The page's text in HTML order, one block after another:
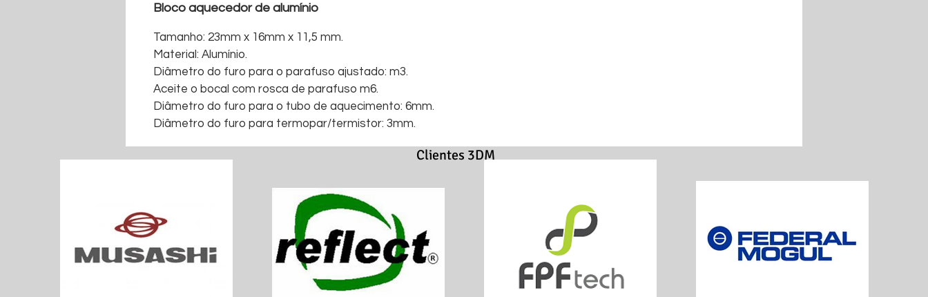
Bloco aquecedor de alumínio
Tamanho: 23mm x 16mm x 11,5 mm.
Material: Alumínio.
Diâmetro do furo para o parafuso ajustado: m3.
Aceite o bocal com rosca de parafuso m6.
Diâmetro do furo para o tubo de aquecimento: 6mm.
Diâmetro do furo para termopar/termistor: 3mm.
Clientes 3DM